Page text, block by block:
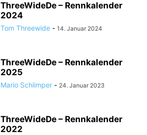
ThreeWideDe – Rennkalender
2024
Tom Threewide - 14. Januar 2024
ThreeWideDe – Rennkalender
2025
Mario Schlimper - 24. Januar 2023
ThreeWideDe – Rennkalender
2022